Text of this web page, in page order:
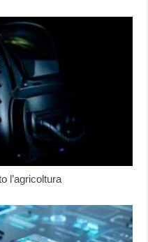
l’agricoltura